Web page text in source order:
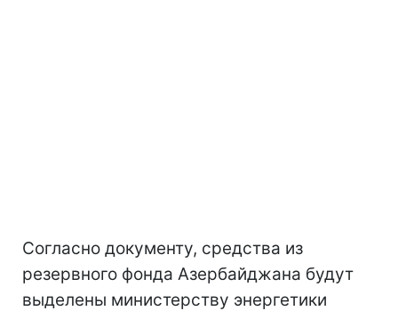
Согласно документу, средства из
резервного фонда Азербайджана будут
выделены министерству энергетики